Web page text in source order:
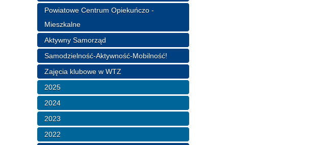
Powiatowe Centrum Opiekuńczo -
Mieszkalne
Aktywny Samorząd
Samodzielność-Aktywność-Mobilność!
Zajęcia klubowe w WTZ
2025
2024
2023
2022